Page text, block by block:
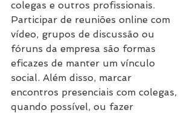
colegas e outros profissionais.
Participar de reuniões online com
vídeo, grupos de discussão ou
fóruns da empresa são formas
eficazes de manter um vínculo
social. Além disso, marcar
encontros presenciais com colegas,
quando possível, ou fazer